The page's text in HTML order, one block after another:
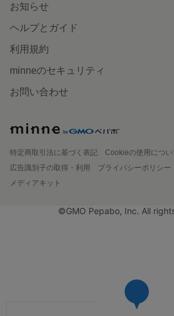
お知らせ
ヘルプとガイド
利用規約
minneのセキュリティ
お問い合わせ
特定商取引法に基づく表記
Cookieの使用につい
広告識別子の取得・利用
プライバシーポリシー
メディアキット
©GMO Pepabo, Inc. All